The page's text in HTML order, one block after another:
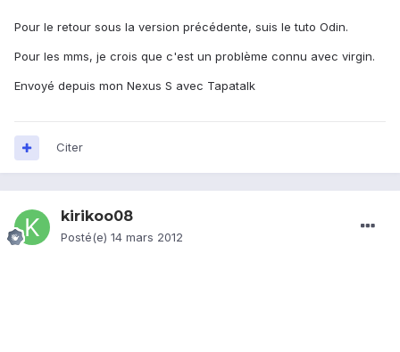
Pour le retour sous la version précédente, suis le tuto Odin.
Pour les mms, je crois que c'est un problème connu avec virgin.
Envoyé depuis mon Nexus S avec Tapatalk
Citer
kirikoo08
Posté(e) 14 mars 2012